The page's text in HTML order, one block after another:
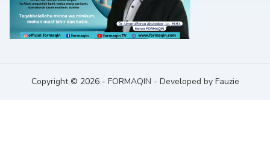
Copyright © 2026 - FORMAQIN - Developed by Fauzie